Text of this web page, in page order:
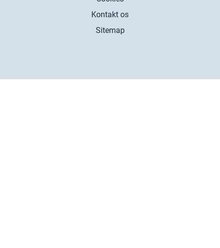
Kontakt os
Sitemap